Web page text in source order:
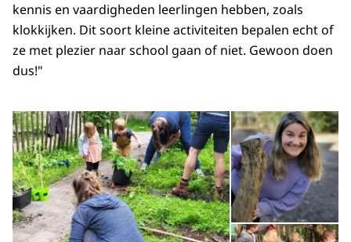
kennis en vaardigheden leerlingen hebben, zoals
klokkijken. Dit soort kleine activiteiten bepalen echt of
ze met plezier naar school gaan of niet. Gewoon doen
dus!"
Open de galerij in vergrote